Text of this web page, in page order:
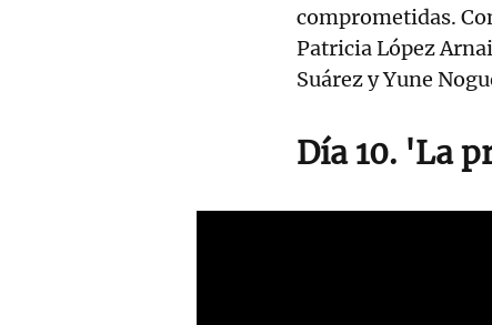
comprometidas.
Patricia López
Suárez y Yune
Día 10. 'La